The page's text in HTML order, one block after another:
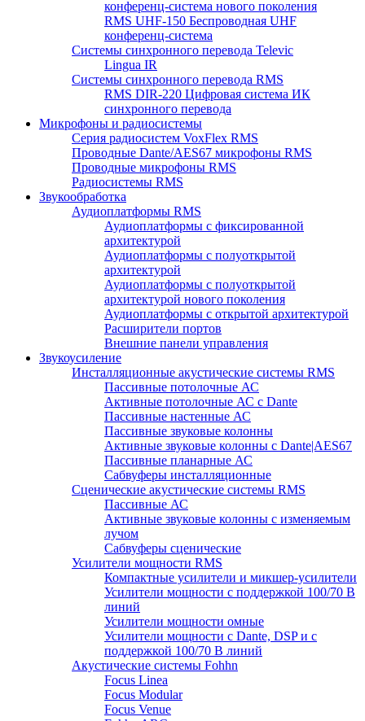
конференц-система нового поколения
RMS UHF-150 Беспроводная UHF
конференц-система
Системы синхронного перевода Televic
Lingua IR
Системы синхронного перевода RMS
RMS DIR-220 Цифровая система ИК
синхронного перевода
Микрофоны и радиосистемы
Серия радиосистем VoxFlex RMS
Проводные Dante/AES67 микрофоны RMS
Проводные микрофоны RMS
Радиосистемы RMS
Звукообработка
Аудиоплатформы RMS
Аудиоплатформы с фиксированной
архитектурой
Аудиоплатформы с полуоткрытой
архитектурой
Аудиоплатформы с полуоткрытой
архитектурой нового поколения
Аудиоплатформы с открытой архитектурой
Расширители портов
Внешние панели управления
Звукоусиление
Инсталляционные акустические системы RMS
Пассивные потолочные АС
Активные потолочные АС с Dante
Пассивные настенные АС
Пассивные звуковые колонны
Активные звуковые колонны с Dante|AES67
Пассивные планарные АС
Сабвуферы инсталляционные
Сценические акустические системы RMS
Пассивные АС
Активные звуковые колонны с изменяемым
лучом
Сабвуферы сценические
Усилители мощности RMS
Компактные усилители и микшер-усилители
Усилители мощности с поддержкой 100/70 В
линий
Усилители мощности омные
Усилители мощности с Dante, DSP и с
поддержкой 100/70 В линий
Акустические системы Fohhn
Focus Linea
Focus Modular
Focus Venue